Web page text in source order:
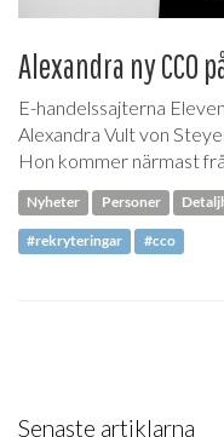
Alexandra ny CCO
E-handelssajterna
Alexandra Vult von
Hon kommer närmast
Nyheter Personer
#rekryteringar #cco
Senaste artiklarna